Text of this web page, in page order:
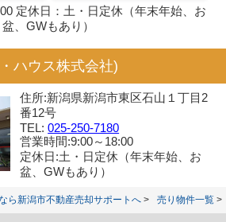
定休日：土・日定休（年末年始、お
盆、GWもあり）
ハウス株式会社)
住所:新潟県新潟市東区石山１丁目2
番12号
TEL:025-250-7180
営業時間:9:00～18:00
定休日:土・日定休（年末年始、お
盆、GWもあり）
ら新潟市不動産売却サポートへ 売り物件一覧